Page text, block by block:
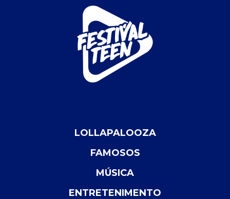
LOLLAPALOOZA
FAMOSOS
MÚSICA
ENTRETENIMENTO